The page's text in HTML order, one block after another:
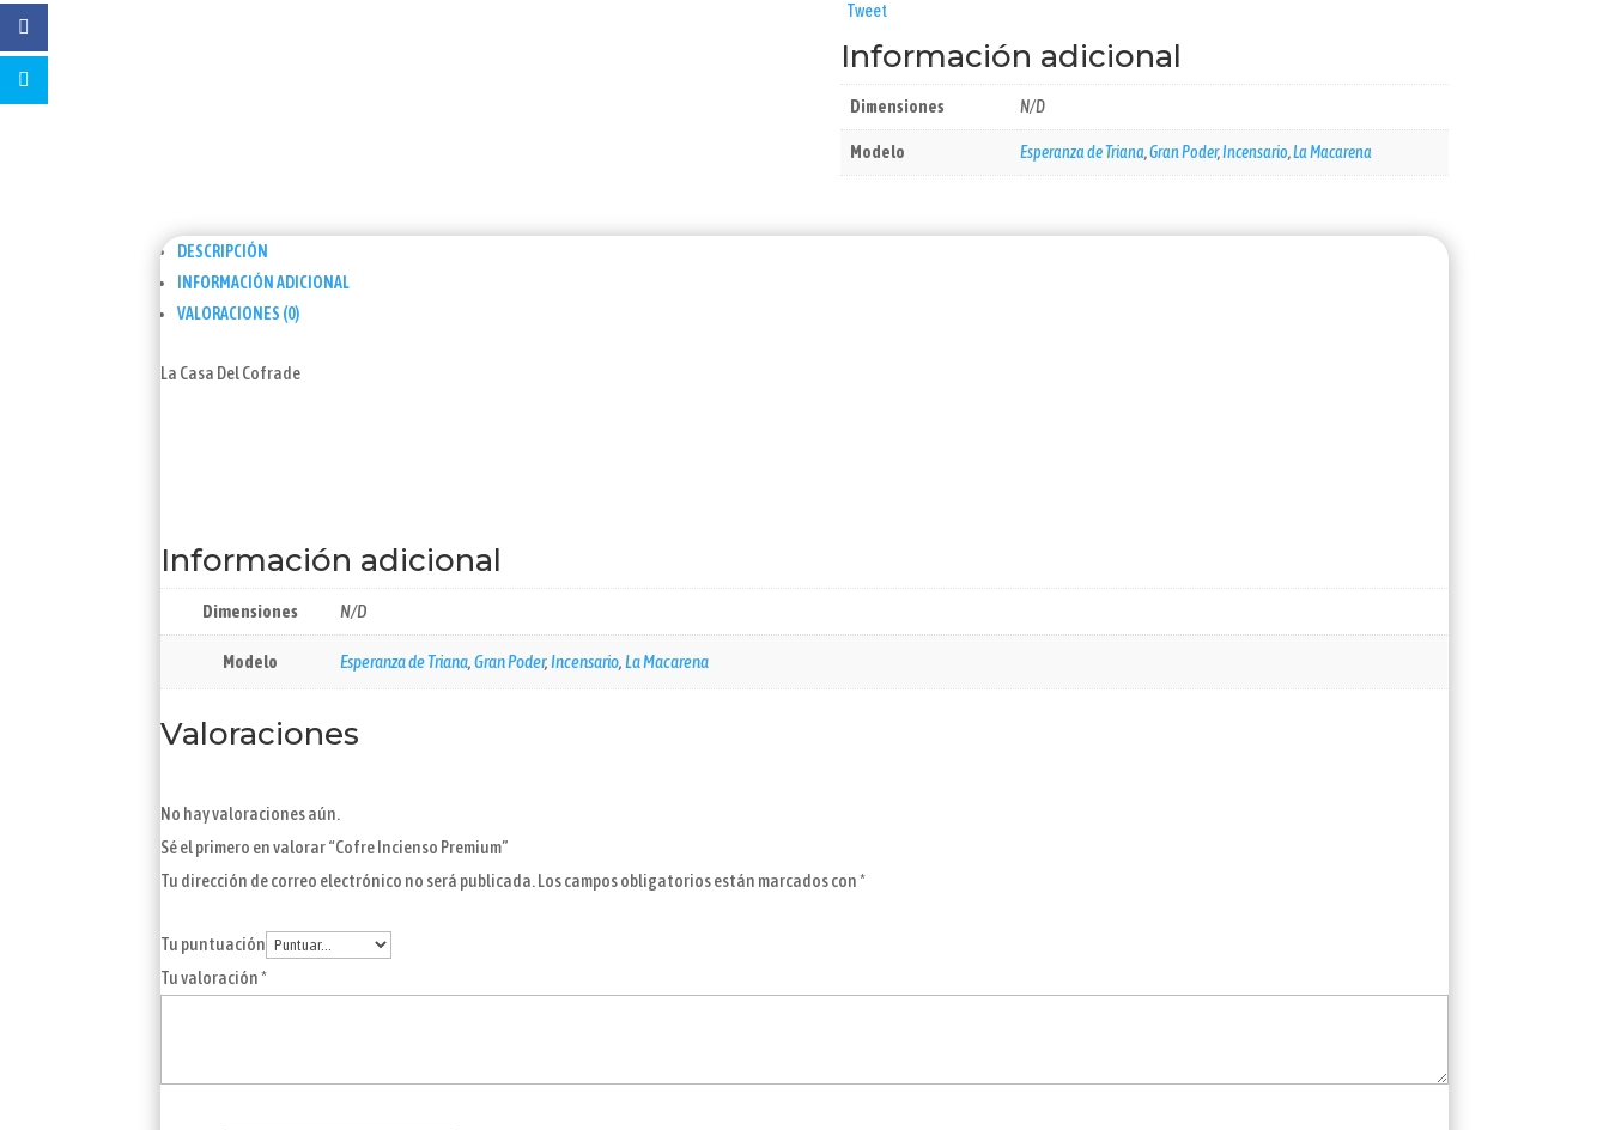
Tweet
Información adicional
Dimensiones N/D
Modelo Esperanza de Triana,Gran Poder,Incensario,La Macarena
DESCRIPCIÓN
INFORMACIÓN ADICIONAL
VALORACIONES (0)
La Casa Del Cofrade
Información adicional
Dimensiones N/D
Modelo Esperanza de Triana,Gran Poder,Incensario,La Macarena
Valoraciones
No hay valoraciones aún.
Sé el primero en valorar “Cofre Incienso Premium”
Tu dirección de correo electrónico no será publicada. Los campos obligatorios están marcados con*
Tu puntuación
Tu valoración*